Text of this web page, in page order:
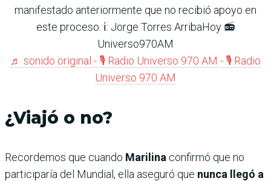
manifestado anteriormente que no recibió apoyo en
este proceso. ℹ️: Jorge Torres ArribaHoy 📻
Universo970AM
♬ sonido original - 🎙️ Radio Universo 970 AM - 🎙️ Radio
Universo 970 AM
¿Viajó o no?
Recordemos que cuando Marilina confirmó que no
participaría del Mundial, ella aseguró que nunca llegó a